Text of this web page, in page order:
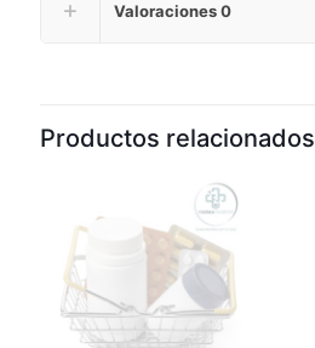
Valoraciones0
Productos relacionados